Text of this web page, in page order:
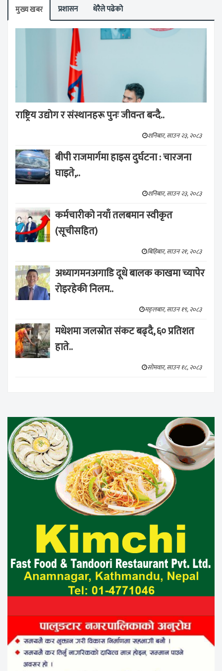
मुख्य खबर प्रशासन धेरैले पढेको
राष्ट्रिय उद्योग र संस्थानहरू पुनः जीवन्त बन्दै..
शनिबार, साउन २३, २०८३
बीपी राजमार्गमा हाइस दुर्घटना : चारजना
घाइते,..
शनिबार, साउन २३, २०८३
कर्मचारीको नयाँ तलबमान स्वीकृत
(सूचीसहित)
बिहिबार, साउन २१, २०८३
अध्यागमनअगाडि दूधे बालक काखमा च्यापेर
रोइरहेकी निलम..
मङ्लबार, साउन १९, २०८३
मधेशमा जलस्रोत संकट बढ्दै, ६० प्रतिशत
हाते..
सोमवार, साउन १८, २०८३